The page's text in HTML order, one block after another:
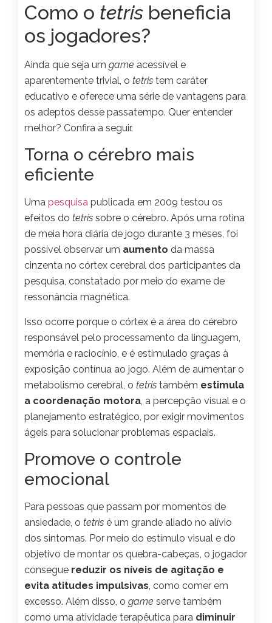
Como o tetris beneficia
os jogadores?
Ainda que seja um game acessível e
aparentemente trivial, o tetris tem caráter
educativo e oferece uma série de vantagens para
os adeptos desse passatempo. Quer entender
melhor? Confira a seguir.
Torna o cérebro mais
eficiente
Uma pesquisa publicada em 2009 testou os
efeitos do tetris sobre o cérebro. Após uma rotina
de meia hora diária de jogo durante 3 meses, foi
possível observar um aumento da massa
cinzenta no córtex cerebral dos participantes da
pesquisa, constatado por meio do exame de
ressonância magnética.
Isso ocorre porque o córtex é a área do cérebro
responsável pelo processamento da linguagem,
memória e raciocínio, e é estimulado graças à
exposição contínua ao jogo. Além de aumentar o
metabolismo cerebral, o tetris também estimula
a coordenação motora , a percepção visual e o
planejamento estratégico, por exigir movimentos
ágeis para solucionar problemas espaciais.
Promove o controle
emocional
Para pessoas que passam por momentos de
ansiedade, o tetris é um grande aliado no alívio
dos sintomas. Por meio do estímulo visual e do
objetivo de montar os quebra-cabeças, o jogador
consegue reduzir os níveis de agitação e
evita atitudes impulsivas, como comer em
excesso. Além disso, o game serve também
como uma atividade terapêutica para diminuir